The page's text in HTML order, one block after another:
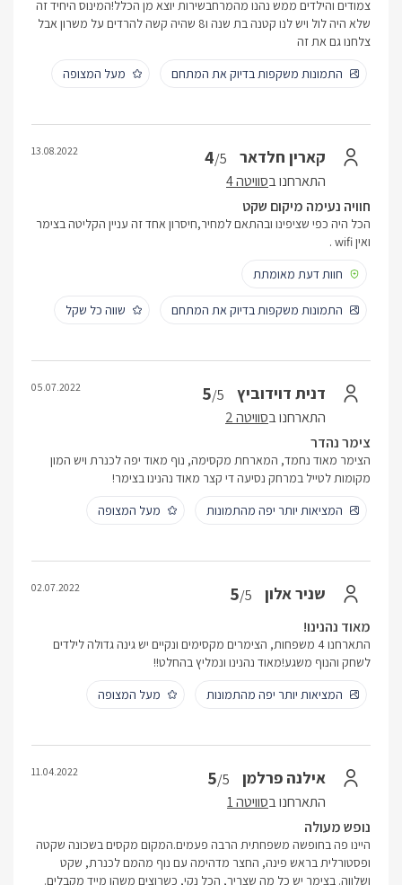
צמודים והילדים ממש נהנו מהמרחבשירות יוצא מן הכלל!המינוס היחיד זה
שלא היה לול ויש לנו קטנה בת שנה ו8 שהיה קשה להרדים על משרון אבל
צלחנו גם את זה
התמונות משקפות בדיוק את המתחם
מעל המצופה
קארין חלדאר 4/5
התארחנו בסוויטה 4
13.08.2022
חוויה נעימה מיקום שקט
הכל היה כפי שציפינו ובהתאם למחיר,חיסרון אחד זה עניין הקליטה בצימר
ואין wifi .
חוות דעת מאומתת
התמונות משקפות בדיוק את המתחם שווה כל שקל
דנית דוידוביץ 5/5
התארחנו בסוויטה 2
05.07.2022
צימר נהדר
הצימר מאוד נחמד, המארחת מקסימה, נוף מאוד יפה לכנרת ויש המון
מקומות לטייל במרחק נסיעה די קצר מאוד נהנינו בצימר!
המציאות יותר יפה מהתמונות
מעל המצופה
שניר אלון 5/5
02.07.2022
מאוד נהנינו!
התארחנו 4 משפחות, הצימרים מקסימים ונקיים יש גינה גדולה לילדים
לשחק והנוף משגע!מאוד נהנינו ונמליץ בהחלט!!
המציאות יותר יפה מהתמונות
מעל המצופה
אילנה פרלמן 5/5
התארחנו בסוויטה 1
11.04.2022
נופש מעולה
היינו פה בחופשה משפחתית הרבה פעמים.המקום מקסים בשכונה שקטה
ופסטורלית בראש פינה, החצר מדהימה עם נוף מהמם לכנרת, שקט
ושלווה. בצימר יש כל מה שצריך, הכל נקי, כשרוצים משהו מייד מקבלים.